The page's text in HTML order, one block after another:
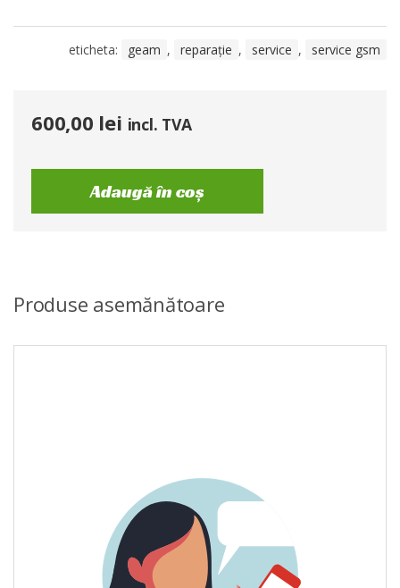
eticheta: geam , reparație , service , service gsm
600,00 lei incl. TVA
Adaugă în coș
Produse asemănătoare